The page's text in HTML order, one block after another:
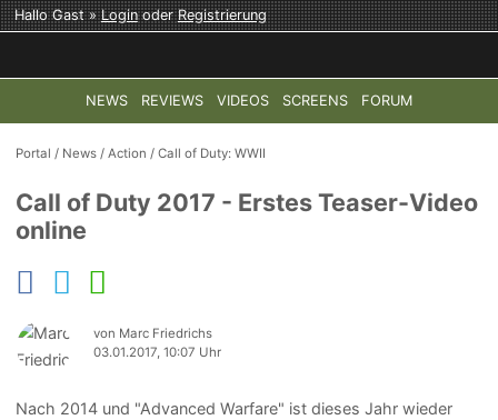
Hallo Gast »LoginoderRegistrierung
NEWS REVIEWS VIDEOS SCREENS FORUM
TOP-THEMEN: COD: MODERN WARFARE 4 HALO:
Portal / News /Action /Call of Duty: WWII
Call of Duty 2017 - Erstes Teaser-Video
online
von Marc Friedrichs
03.01.2017, 10:07 Uhr
Nach 2014 und "Advanced Warfare" ist dieses Jahr wieder